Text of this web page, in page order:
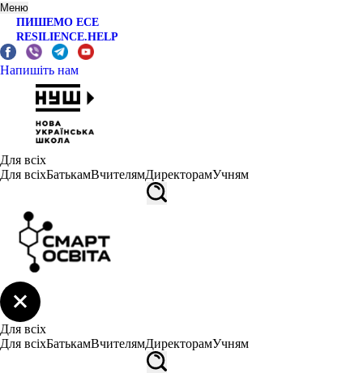
Меню
ПИШЕМО ЕСЕ
RESILIENCE.HELP
Напишіть нам
Для всіх
Для всіхБатькамВчителямДиректорамУчням
Для всіх
Для всіхБатькамВчителямДиректорамУчням